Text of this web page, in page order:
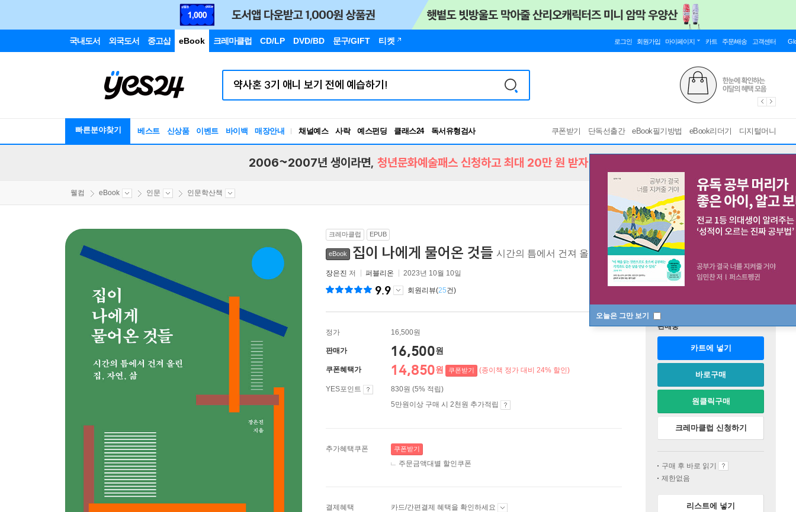
국내도서 외국도서 중고샵 eBook 크레마클럽 CD/LP DVD/BD 문구/GIFT 티켓 로그인 회원가입 마이페이지 카트 주문/배송 고객센터
빠른분야찾기 베스트 신상품 이벤트 바이백 매장안내 채널예스 사락 예스펀딩 클래스24
독서유형검사
RBTI Lab
쿠폰받기 단독선출간 eBook필기방법 eBook리더기 디지털머니
오늘은 그만 보기
2006~2007년 생이라면, 청년문화예술패스 신청하고 최대 20만 원 받자!
웰컴 eBook 인문 인문학산책
크레마클럽 EPUB
eBook 집이 나에게 물어온 것들 시간의 틈에서 건져 올린 집, 자연, 삶[ EPUB ]
장은진 저 퍼블리온 2023년 10월 10일
9.9 회원리뷰(25건)
정가 16,500원
판매가 16,500원
쿠폰혜택가 14,850원 쿠폰받기 (종이책 정가 대비 24% 할인)
YES포인트
830원 (5% 적립)
5만원이상 구매 시 2천원 추가적립
추가혜택쿠폰 쿠폰받기
주문금액대별 할인쿠폰
결제혜택 카드/간편결제 혜택을 확인하세요
판매중
카트에 넣기
바로구매
원클릭구매
크레마클럽 신청하기
구매 후 바로 읽기
제한없음
리스트에 넣기